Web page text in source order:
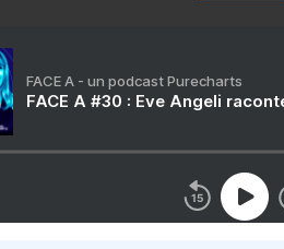
FACE A - un podcast Purecharts
FACE A #30 : Eve Angeli